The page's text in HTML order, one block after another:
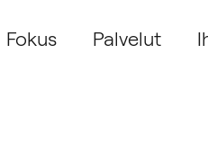
Fokus Palvelut